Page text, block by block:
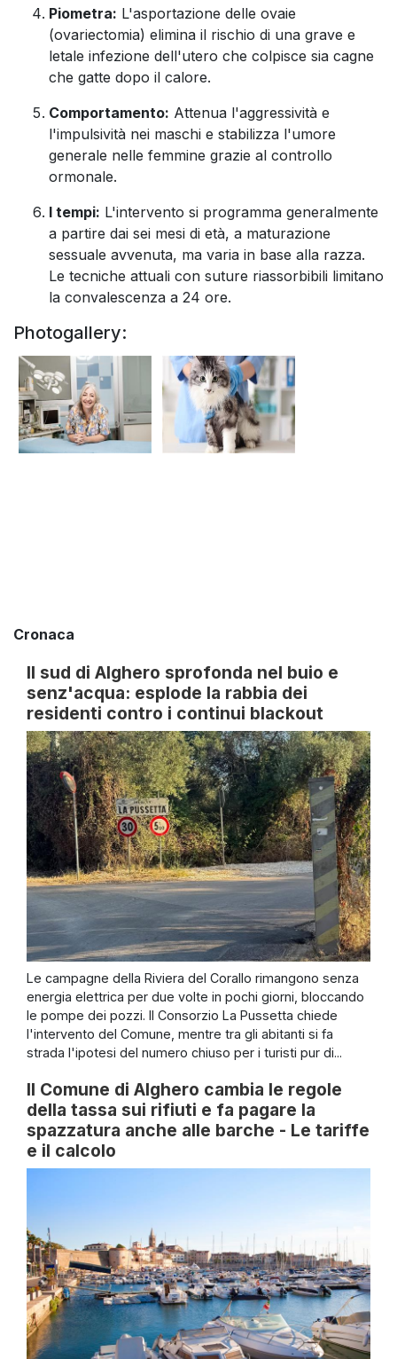
Piometra: L'asportazione delle ovaie
(ovariectomia) elimina il rischio di una grave e
letale infezione dell'utero che colpisce sia cagne
che gatte dopo il calore.
Comportamento: Attenua l'aggressività e
l'impulsività nei maschi e stabilizza l'umore
generale nelle femmine grazie al controllo
ormonale.
I tempi: L'intervento si programma generalmente
a partire dai sei mesi di età, a maturazione
sessuale avvenuta, ma varia in base alla razza.
Le tecniche attuali con suture riassorbibili limitano
la convalescenza a 24 ore.
Photogallery:
Cronaca
Il sud di Alghero sprofonda nel buio e
senz'acqua: esplode la rabbia dei
residenti contro i continui blackout
Le campagne della Riviera del Corallo rimangono senza
energia elettrica per due volte in pochi giorni, bloccando
le pompe dei pozzi. Il Consorzio La Pussetta chiede
l'intervento del Comune, mentre tra gli abitanti si fa
strada l'ipotesi del numero chiuso per i turisti pur di...
Il Comune di Alghero cambia le regole
della tassa sui rifiuti e fa pagare la
spazzatura anche alle barche - Le tariffe
e il calcolo